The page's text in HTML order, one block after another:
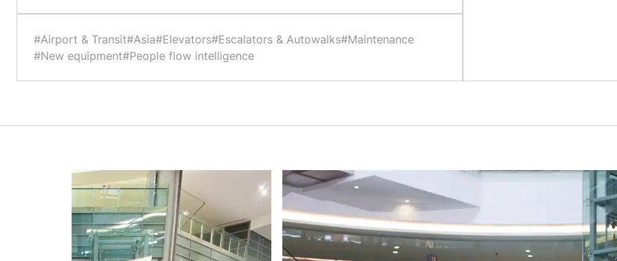
#Airport & Transit#Asia#Elevators#Escalators & Autowalks#Maintenance
#New equipment#People flow intelligence